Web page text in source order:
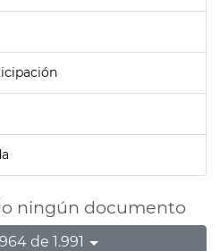
ningún documento
de 1.991